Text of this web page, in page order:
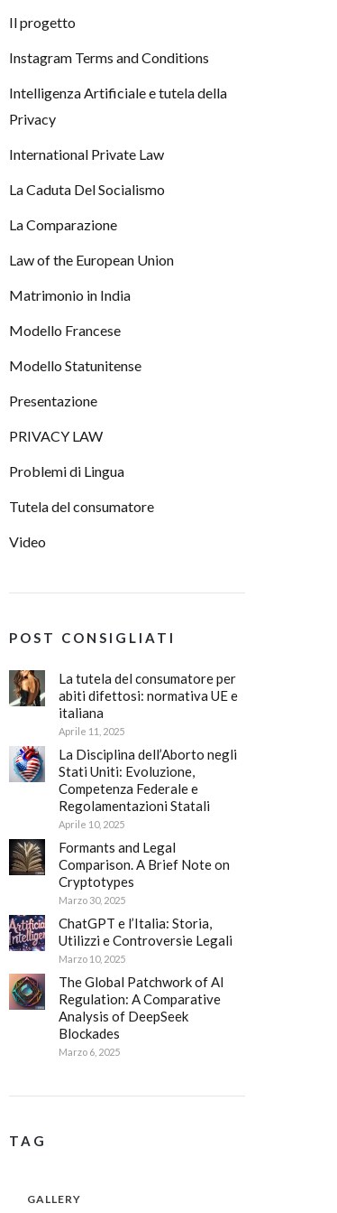
Il progetto
Instagram Terms and Conditions
Intelligenza Artificiale e tutela della
Privacy
International Private Law
La Caduta Del Socialismo
La Comparazione
Law of the European Union
Matrimonio in India
Modello Francese
Modello Statunitense
Presentazione
PRIVACY LAW
Problemi di Lingua
Tutela del consumatore
Video
POST CONSIGLIATI
La tutela del consumatore per
abiti difettosi: normativa UE e
italiana
Aprile 11, 2025
La Disciplina dell’Aborto negli
Stati Uniti: Evoluzione,
Competenza Federale e
Regolamentazioni Statali
Aprile 10, 2025
Formants and Legal
Comparison. A Brief Note on
Cryptotypes
Marzo 30, 2025
ChatGPT e l’Italia: Storia,
Utilizzi e Controversie Legali
Marzo 10, 2025
The Global Patchwork of AI
Regulation: A Comparative
Analysis of DeepSeek
Blockades
Marzo 6, 2025
TAG
GALLERY